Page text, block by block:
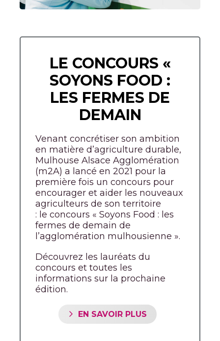
LE CONCOURS «
SOYONS FOOD :
LES FERMES DE
DEMAIN
Venant concrétiser son ambition
en matière d’agriculture durable,
Mulhouse Alsace Agglomération
(m2A) a lancé en 2021 pour la
première fois un concours pour
encourager et aider les nouveaux
agriculteurs de son territoire
: le concours « Soyons Food : les
fermes de demain de
l’agglomération mulhousienne ».
Découvrez les lauréats du
concours et toutes les
informations sur la prochaine
édition.
EN SAVOIR PLUS